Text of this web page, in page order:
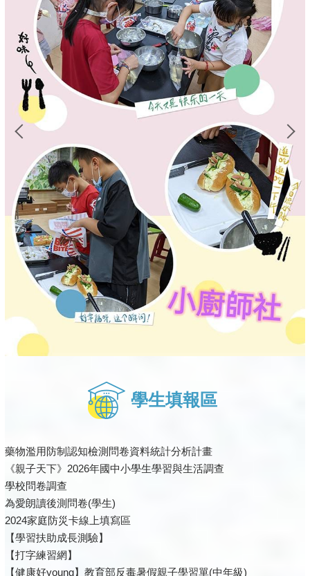
學生填報區
藥物濫用防制認知檢測問卷資料統計分析計畫
《親子天下》2026年國中小學生學習與生活調查
學校問卷調查
為愛朗讀後測問卷(學生)
2024家庭防災卡線上填寫區
【學習扶助成長測驗】
【打字練習網】
【健康好young】教育部反毒暑假親子學習單(中年級)